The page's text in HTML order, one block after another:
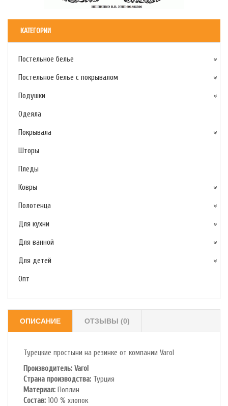
КАТЕГОРИИ
Постельное белье
Постельное белье с покрывалом
Подушки
Одеяла
Покрывала
Шторы
Пледы
Ковры
Полотенца
Для кухни
Для ванной
Для детей
Опт
ОПИСАНИЕ ОТЗЫВЫ (0)
Турецкие простыни на резинке от компании Varol
Производитель: Varol
Cтрана производства: Турция
Материал: Поплин
Состав: 100 % хлопок